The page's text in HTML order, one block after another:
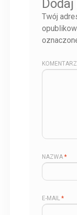
Twój
KOMENTARZ
NAZWA *
E-MAIL *